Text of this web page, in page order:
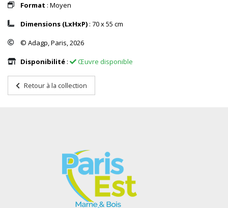
Format : Moyen
Dimensions (LxHxP) : 70 x 55 cm
© Adagp, Paris, 2026
Disponibilité : Œuvre disponible
Retour à la collection